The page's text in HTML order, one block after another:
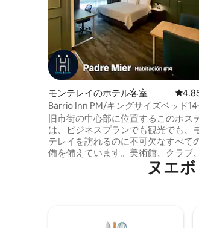
モンテレイのホテル客室 レビ
Barrio Inn PM/キングサイズベッド14
旧市街の中心部に位置するこのホス
は、ビジネスプランでも観光でも、
テレイを訪れるのに不可欠なすべて
備を備えています。美術館、クラブ
ー、レストランの近くにあり、サン
ロから10分、フンディドラ公園から
学モンテレイ3.8キロ 領事館まで15.6
ヌエ